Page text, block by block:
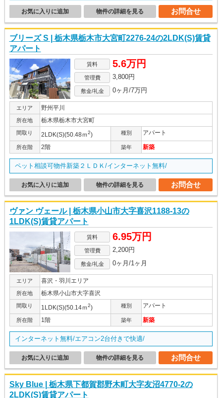
お問合せ
物件の詳細を見る
お気に入りに追加
ブリーズ S | 栃木県栃木市大宮町2276-24の2LDK(S)賃貸
アパート
賃料 5.6万円
管理費 3,800円
敷金/礼金 0ヶ月/7万円
エリア 野州平川
所在地 栃木県栃木市大宮町
間取り 2LDK(S)(50.48ｍ2) 種別 アパート
所在階 2階 築年 新築
ペット相談可物件新築２ＬＤＫ/インターネット無料/
お問合せ
物件の詳細を見る
お気に入りに追加
ヴァン ヴェール | 栃木県小山市大字喜沢1188-13の
1LDK(S)賃貸アパート
賃料 6.95万円
管理費 2,200円
敷金/礼金 0ヶ月/1ヶ月
エリア 喜沢・羽川エリア
所在地 栃木県小山市大字喜沢
間取り 1LDK(S)(50.14ｍ2) 種別 アパート
所在階 1階 築年 新築
インターネット無料/エアコン2台付きで快適/
お問合せ
物件の詳細を見る
お気に入りに追加
Sky Blue | 栃木県下都賀郡野木町大字友沼4770-2の
2LDK(S)賃貸アパート